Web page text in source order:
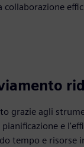
collaborazione
grazie agli
e
tempo e risorse